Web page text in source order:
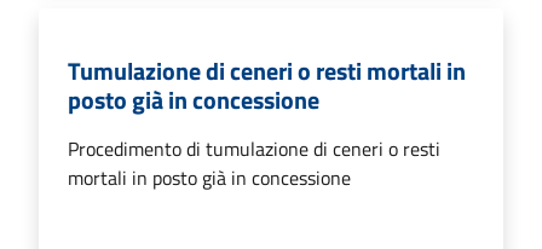
Tumulazione di ceneri o resti mortali in
posto già in concessione
Procedimento di tumulazione di ceneri o resti
mortali in posto già in concessione